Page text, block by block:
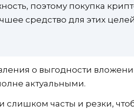
поэтому покупка
средство для этих
о выгодности
актуальными.
слишком часты и резки,